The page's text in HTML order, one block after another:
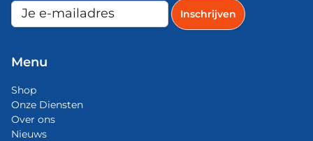
Menu
Shop
Onze Diensten
Over ons
Nieuws